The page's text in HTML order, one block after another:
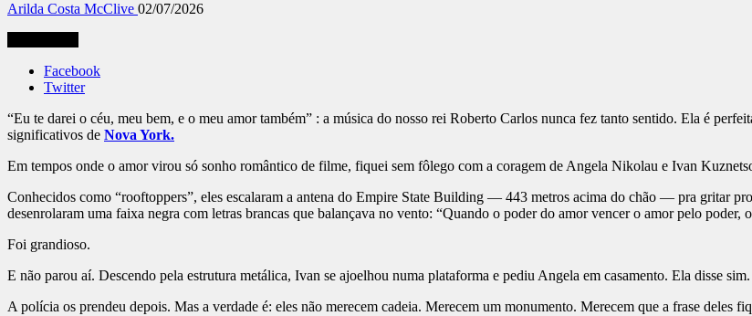
Arilda Costa McClive 02/07/2026
Facebook
Twitter
“Eu te darei o céu, meu bem, e o meu amor também” : a música do nosso rei Roberto Carlos nunca fez tanto sentido. Ela é
significativos de Nova York.
Em tempos onde o amor virou só sonho romântico de filme, fiquei sem fôlego com a coragem de Angela Nikolau e Ivan
Conhecidos como “rooftoppers”, eles escalaram a antena do Empire State Building — 443 metros acima do chão — pra gritar
desenrolaram uma faixa negra com letras brancas que balançava no vento: “Quando o poder do amor vencer o amor pelo poder,
Foi grandioso.
E não parou aí. Descendo pela estrutura metálica, Ivan se ajoelhou numa plataforma e pediu Angela em casamento. Ela disse
A polícia os prendeu depois. Mas a verdade é: eles não merecem cadeia. Merecem um monumento. Merecem que a frase deles